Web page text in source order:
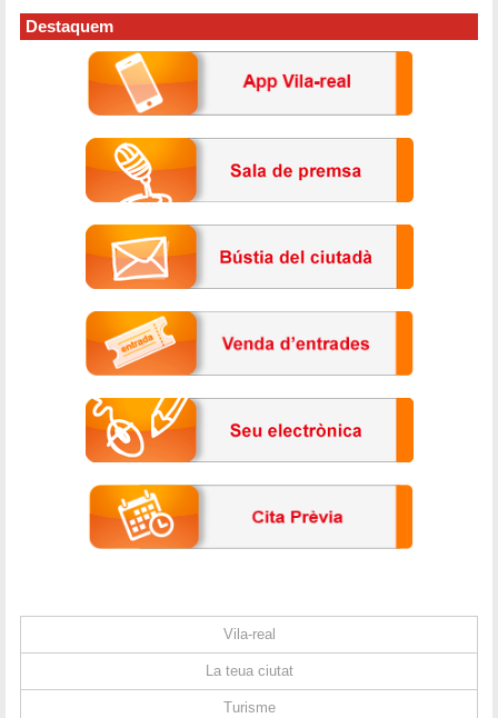
Destaquem
Vila-real
La teua ciutat
Turisme